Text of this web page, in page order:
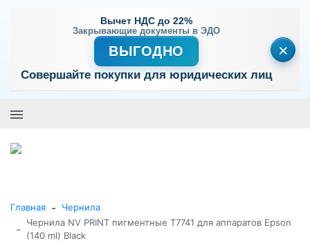
Вычет НДС до 22%
Закрывающие документы в ЭДО
ВЫГОДНО
Совершайте покупки для юридических лиц
×
Главная - Чернила
-
Чернила NV PRINT пигментные T7741 для аппаратов Epson
(140 ml) Black